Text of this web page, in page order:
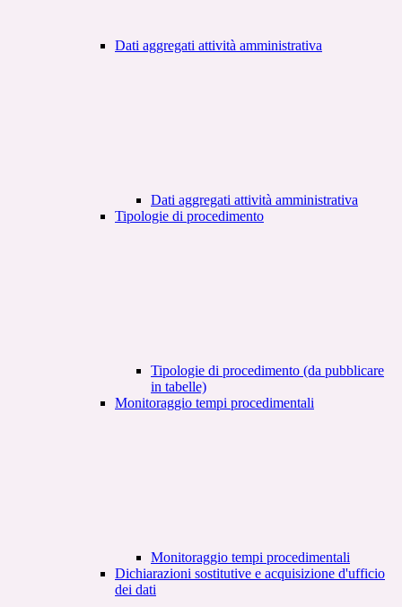
Dati aggregati attività amministrativa
Dati aggregati attività amministrativa
Tipologie di procedimento
Tipologie di procedimento (da pubblicare
in tabelle)
Monitoraggio tempi procedimentali
Monitoraggio tempi procedimentali
Dichiarazioni sostitutive e acquisizione d'ufficio
dei dati